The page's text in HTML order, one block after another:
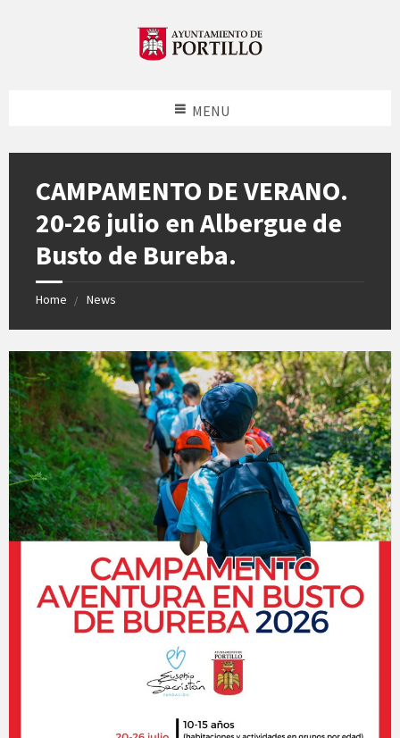
MENU
CAMPAMENTO DE VERANO.
20-26 julio en Albergue de
Busto de Bureba.
Home News